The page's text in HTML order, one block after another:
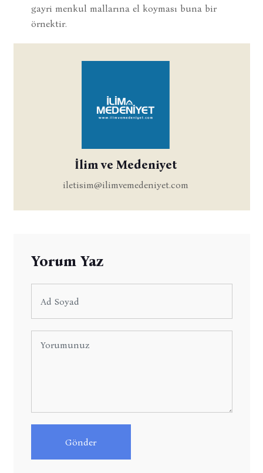
gayri menkul mallarına el koyması buna bir
örnektir.
İlim ve Medeniyet
iletisim@ilimvemedeniyet.com
Yorum Yaz
Gönder